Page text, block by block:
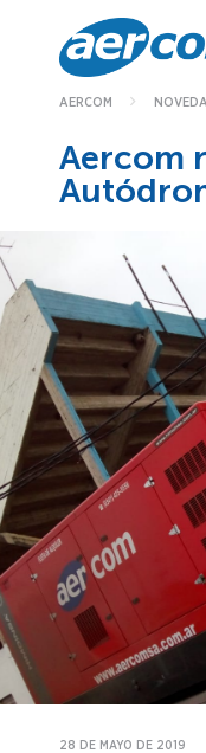
AERCOM
Aercom
28 DE MAYO DE 2019